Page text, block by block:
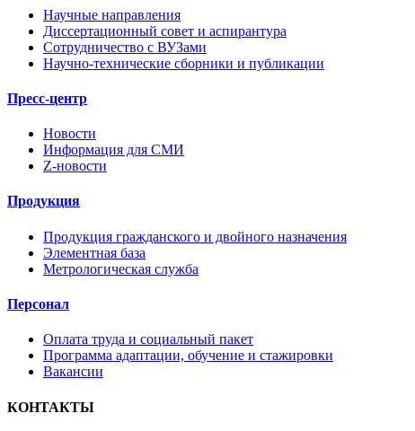
Научные направления
Диссертационный совет и аспирантура
Сотрудничество с ВУЗами
Научно-технические сборники и публикации
Пресс-центр
Новости
Информация для СМИ
Z-новости
Продукция
Продукция гражданского и двойного назначения
Элементная база
Метрологическая служба
Персонал
Оплата труда и социальный пакет
Программа адаптации, обучение и стажировки
Вакансии
КОНТАКТЫ